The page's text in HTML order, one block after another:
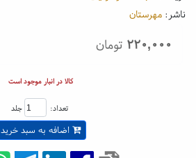
ناشر: مهرستان
۲۲۰,۰۰۰ تومان
کالا در انبار موجود است
تعداد: جلد
اضافه به سبد خرید